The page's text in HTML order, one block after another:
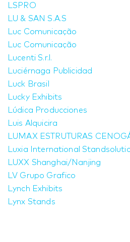
LSPRO
LU & SAN S.A.S
Luc Comunicação
Luc Comunicação
Lucenti S.r.l.
Luciérnaga Publicidad
Luck Brasil
Lucky Exhibits
Lúdica Producciones
Luis Alquicira
LUMAX ESTRUTURAS
Luxia International
LUXX Shanghai/Nanjing
LV Grupo Grafico
Lynch Exhibits
Lynx Stands